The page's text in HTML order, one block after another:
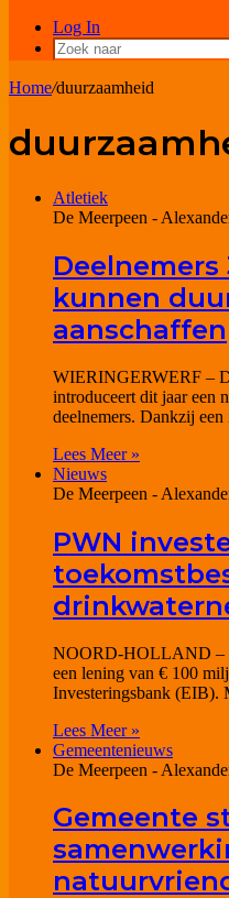
Log In
Home/duurzaamheid
Atletiek
De Meerpeen -
kunnen
aanschaffen
WIERINGERWERF –
introduceert dit jaar een
deelnemers. Dankzij
Lees Meer »
Nieuws
De Meerpeen -
PWN
NOORD-HOLLAND –
een lening van € 100
Investeringsbank (EIB).
Lees Meer »
Gemeentenieuws
De Meerpeen -
Gemeente